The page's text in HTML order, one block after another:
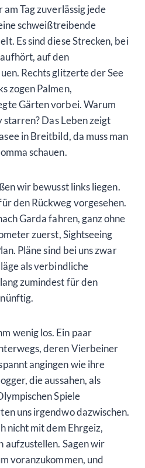
Tag zuverlässig jede
schweißtreibende
Es sind diese Strecken, bei
auf den
Rechts glitzerte der See
zogen Palmen,
Gärten vorbei. Warum
starren? Das Leben zeigt
in Breitbild, da muss man
schauen.
wir bewusst links liegen.
den Rückweg vorgesehen.
Garda fahren, ganz ohne
zuerst, Sightseeing
Pläne sind bei uns zwar
als verbindliche
zumindest für den
wenig los. Ein paar
deren Vierbeiner
angingen wie ihre
die aussahen, als
Spiele
uns irgendwo dazwischen.
nicht mit dem Ehrgeiz,
aufzustellen. Sagen wir
voranzukommen, und